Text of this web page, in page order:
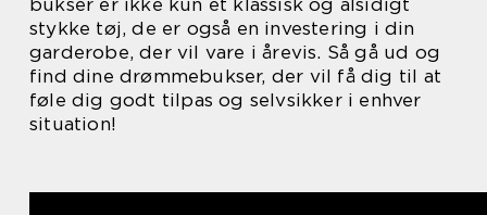
bukser er ikke kun et klassisk og alsidigt
stykke tøj, de er også en investering i din
garderobe, der vil vare i årevis. Så gå ud og
find dine drømmebukser, der vil få dig til at
føle dig godt tilpas og selvsikker i enhver
situation!